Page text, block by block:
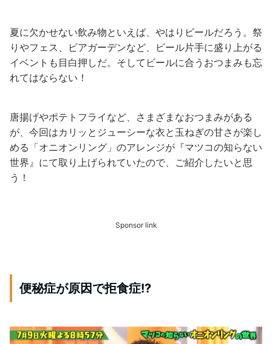
夏に欠かせない飲み物といえば、やはりビールだろう。祭
りやフェス、ビアガーデンなど、ビール片手に盛り上がる
イベントも目白押しだ。そしてビールに合うおつまみも忘
れてはならない！
唐揚げやポテトフライなど、さまざまなおつまみがある
が、今回はカリッとジューシーな衣と玉ねぎの甘さが楽し
める「オニオンリング」のアレンジが『マツコの知らない
世界』にて取り上げられていたので、ご紹介したいと思
う！
Sponsor link
便秘症が原因で拒食症!?